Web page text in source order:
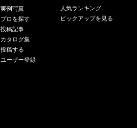
実例写真
プロを探す
投稿記事
カタログ集
投稿する
ユーザー登録
人気ランキング
ピックアップを見る